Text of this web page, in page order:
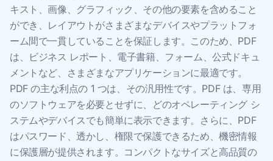
キスト、画像、グラフィック、その他の要素を含めること
ができ、レイアウトがさまざまなデバイスやプラットフォ
ーム間で一貫していることを保証します。このため、PDF
は、ビジネス レポート、電子書籍、フォーム、公式ドキュ
メントなど、さまざまなアプリケーションに最適です。
PDF の主な利点の 1 つは、その汎用性です。PDF は、専用
のソフトウェアを必要とせずに、どのオペレーティング シ
ステムやデバイスでも簡単に表示できます。さらに、PDF
はパスワード、透かし、権限で保護できるため、機密情報
に保護層が提供されます。コンパクトなサイズと高品質の